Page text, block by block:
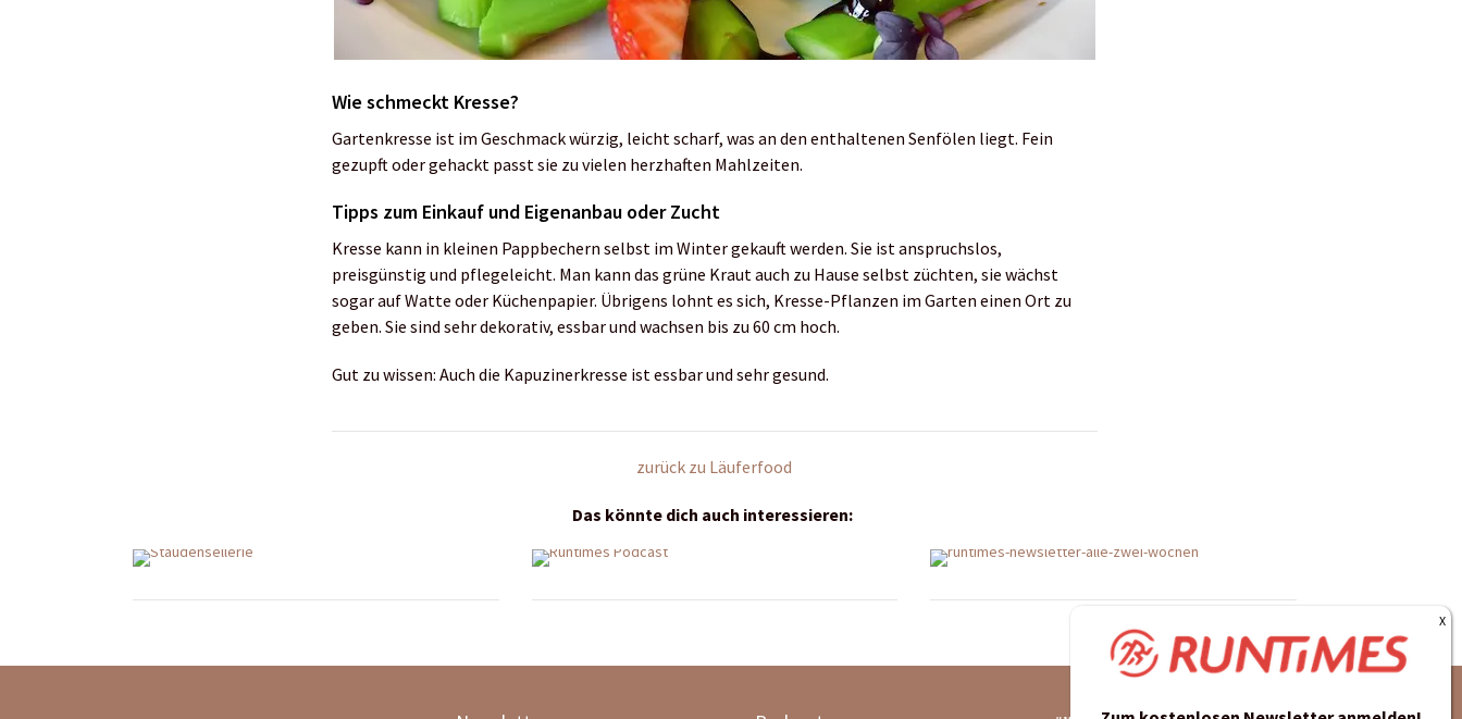
Wie schmeckt Kresse?
Gartenkresse ist im Geschmack würzig, leicht scharf, was an den enthaltenen Senfölen liegt. Fein
gezupft oder gehackt passt sie zu vielen herzhaften Mahlzeiten.
Tipps zum Einkauf und Eigenanbau oder Zucht
Kresse kann in kleinen Pappbechern selbst im Winter gekauft werden. Sie ist anspruchslos,
preisgünstig und pflegeleicht. Man kann das grüne Kraut auch zu Hause selbst züchten, sie wächst
sogar auf Watte oder Küchenpapier. Übrigens lohnt es sich, Kresse-Pflanzen im Garten einen Ort zu
geben. Sie sind sehr dekorativ, essbar und wachsen bis zu 60 cm hoch.
Gut zu wissen: Auch die Kapuzinerkresse ist essbar und sehr gesund.
zurück zu Läuferfood
Das könnte dich auch interessieren: